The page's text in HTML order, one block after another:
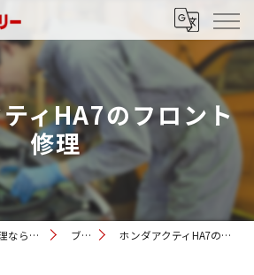
ィHA7のフロント
修理
三重県鈴鹿市の車修理ならK2ファクトリー ブログ ホンダアクティHA7のフロント修理